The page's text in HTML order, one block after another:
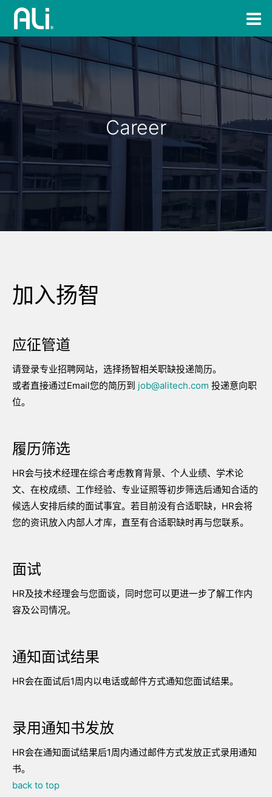
Career
加入扬智
应征管道
请登录专业招聘网站，选择扬智相关职缺投递简历。
或者直接通过Email您的简历到 job@alitech.com 投递意向职
位。
履历筛选
HR会与技术经理在综合考虑教育背景、个人业绩、学术论
文、在校成绩、工作经验、专业证照等初步筛选后通知合适的
候选人安排后续的面试事宜。若目前没有合适职缺，HR会将
您的资讯放入内部人才库，直至有合适职缺时再与您联系。
面试
HR及技术经理会与您面谈，同时您可以更进一步了解工作内
容及公司情况。
通知面试结果
HR会在面试后1周内以电话或邮件方式通知您面试结果。
录用通知书发放
HR会在通知面试结果后1周内通过邮件方式发放正式录用通知
书。
back to top